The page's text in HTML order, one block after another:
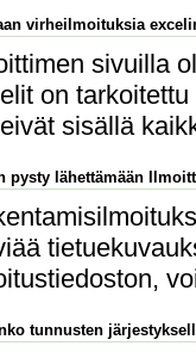
virheilmoituksia
sivuilla
on
sisällä
pysty lähettämään
tunnusten